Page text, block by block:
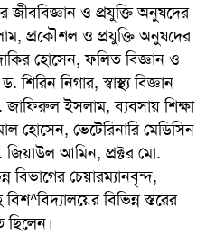
জীববিজ্ঞান ও প্রযুক্তি অনুষদের
প্রকৌশল ও প্রযুক্তি অনুষদের
হোসেন, ফলিত বিজ্ঞান ও
নিগার, স্বাস্থ্য বিজ্ঞান
ইসলাম, ব্যবসায় শিক্ষা
হোসেন, ভেটেরিনারি মেডিসিন
আমিন, প্রক্টর মো.
চেয়ারম্যানবৃন্দ,
বিভিন্ন স্তরের
ছিলেন।